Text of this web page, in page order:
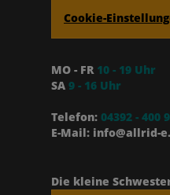
Cookie-
MO - FR 10 - 19 Uhr
SA 9 - 16 Uhr
Telefon: 04392 - 400
E-Mail: info@allrid-
Die kleine